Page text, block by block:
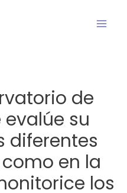
de
su
diferentes
en la
los